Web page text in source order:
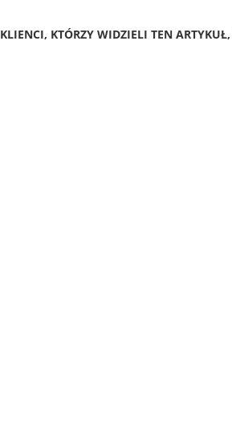
KLIENCI, KTÓRZY WIDZIELI TEN